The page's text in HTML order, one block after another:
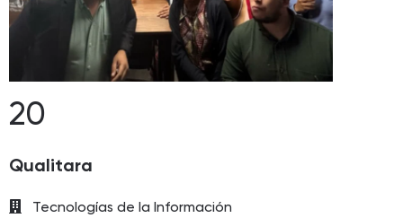
20
Qualitara
Tecnologías de la Información